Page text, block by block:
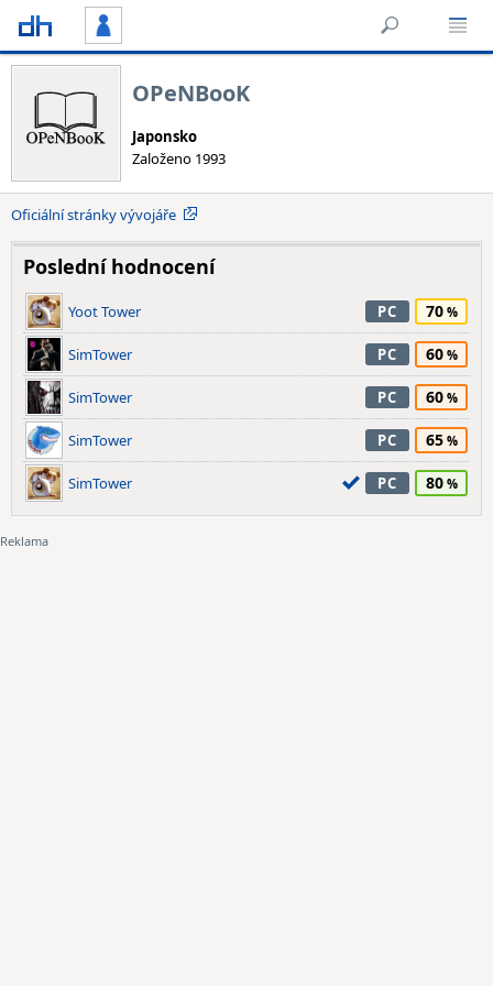
OPeNBooK
Japonsko
Založeno 1993
Oficiální stránky vývojáře
Poslední hodnocení
Yoot Tower PC 70
SimTower PC 60
SimTower PC 60
SimTower PC 65
SimTower PC 80